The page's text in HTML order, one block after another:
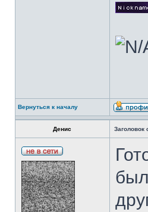
Вернуться к началу
Денис Заголовок